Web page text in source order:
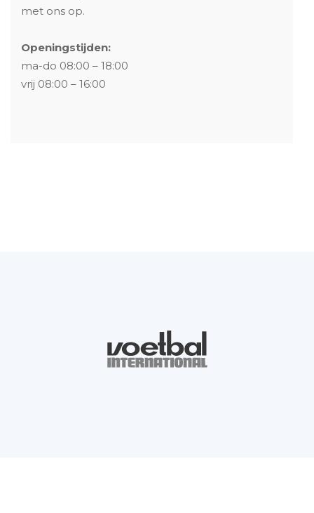
met ons op.
Openingstijden:
ma-do 08:00 – 18:00
vrij 08:00 – 16:00